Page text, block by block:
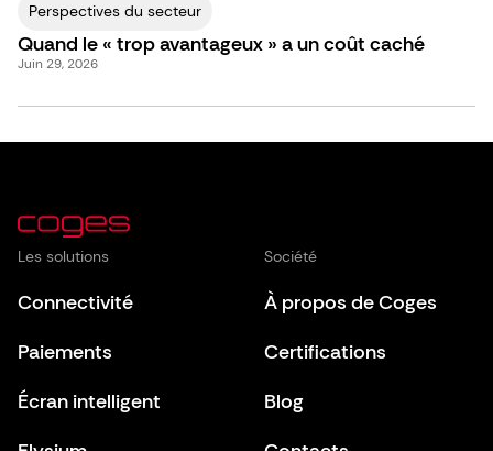
Perspectives du secteur
Juin 29, 2026
Quand le « trop avantageux » a un coût caché
Les solutions
Connectivité
Paiements
Écran intelligent
Société
À propos de Coges
Certifications
Blog